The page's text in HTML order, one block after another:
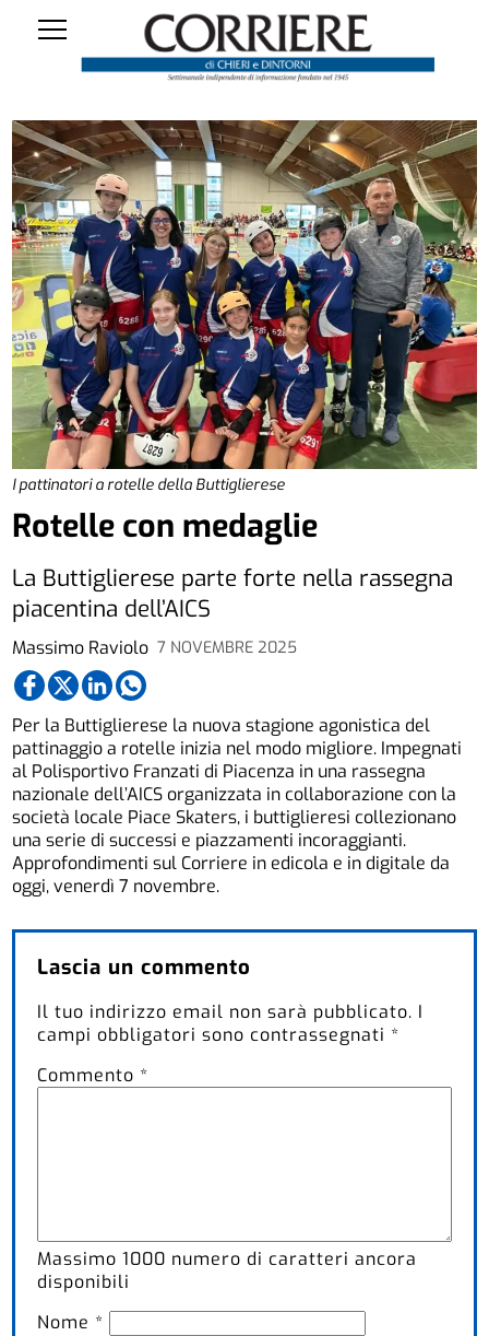
I pattinatori a rotelle della Buttiglierese
Massimo Raviolo 7 NOVEMBRE 2025
Rotelle con medaglie
La Buttiglierese parte forte nella rassegna
piacentina dell’AICS
Per la Buttiglierese la nuova stagione agonistica del
pattinaggio a rotelle inizia nel modo migliore. Impegnati
al Polisportivo Franzati di Piacenza in una rassegna
nazionale dell’AICS organizzata in collaborazione con la
società locale Piace Skaters, i buttiglieresi collezionano
una serie di successi e piazzamenti incoraggianti.
Approfondimenti sul Corriere in edicola e in digitale da
oggi, venerdì 7 novembre.
Lascia un commento
Il tuo indirizzo email non sarà pubblicato. I
campi obbligatori sono contrassegnati *
Commento *
Massimo1000 numero di caratteri ancora
disponibili
Nome *